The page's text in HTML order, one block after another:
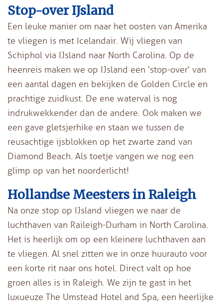
Stop-over IJsland
Een leuke manier om naar het oosten van Amerika
te vliegen is met Icelandair. Wij vliegen van
Schiphol via IJsland naar North Carolina. Op de
heenreis maken we op IJsland een ‘stop-over’ van
een aantal dagen en bekijken de Golden Circle en
prachtige zuidkust. De ene waterval is nog
indrukwekkender dan de andere. Ook maken we
een gave gletsjerhike en staan we tussen de
reusachtige ijsblokken op het zwarte zand van
Diamond Beach. Als toetje vangen we nog een
glimp op van het noorderlicht!
Hollandse Meesters in Raleigh
Na onze stop op IJsland vliegen we naar de
luchthaven van Raileigh-Durham in North Carolina.
Het is heerlijk om op een kleinere luchthaven aan
te vliegen. Al snel zitten we in onze huurauto voor
een korte rit naar ons hotel. Direct valt op hoe
groen alles is in Raleigh. We zijn te gast in het
luxueuze The Umstead Hotel and Spa, een heerlijke